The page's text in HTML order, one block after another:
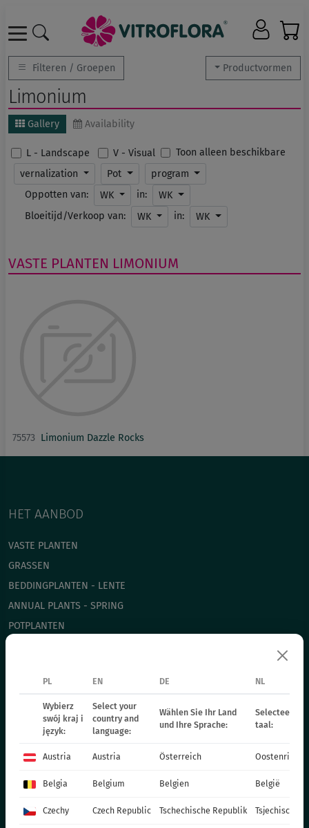
Productvormen
Filteren / Groepen
Limonium
Gallery Availability
L - Landscape V - Visual
Toon alleen beschikbare
vernalization
Pot
program
Oppotten van:
WK in:
WK
Bloeitijd/Verkoop van:
WK in: WK
VASTE PLANTEN LIMONIUM
75573 Limonium Dazzle Rocks
HET AANBOD
VASTE PLANTEN
GRASSEN
BEDDINGPLANTEN - LENTE
ANNUAL PLANTS - SPRING
POTPLANTEN
TWEEJARIGE PLANTEN
MESTSTOFFEN
CATALOGUES
CONTACT
PL EN DE NL
Wybierz
swój kraj i
język:
Select your
country and
language:
Wählen Sie Ihr Land
und Ihre Sprache:
Selecteer uw
taal:
Austria Austria Österreich Oostenrijk
Belgia Belgium Belgien België
Czechy Czech Republic Tschechische Republik Tsjechische